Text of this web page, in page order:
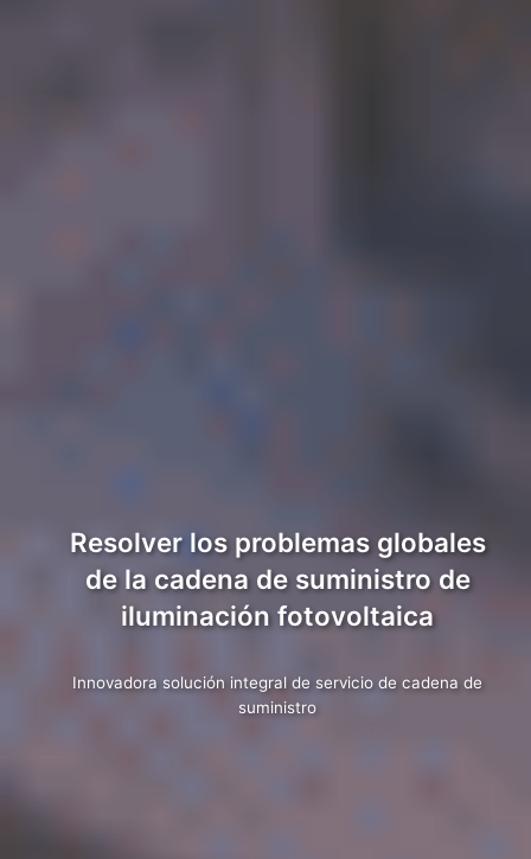
Resolver los problemas globales
de la cadena de suministro de
iluminación fotovoltaica
Innovadora solución integral de servicio de cadena de
suministro